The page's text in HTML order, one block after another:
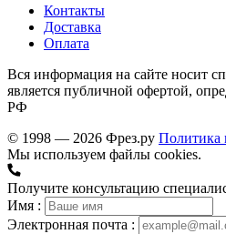
Контакты
Доставка
Оплата
Вся информация на сайте носит
является публичной офертой,
РФ
© 1998 — 2026 Фрез.ру Политика
Мы используем файлы cookies.
Получите консультацию
Имя :
Электронная почта :